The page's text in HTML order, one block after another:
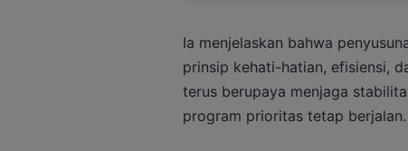
Ia menjelaskan bahwa
prinsip kehati-hatian, efisiensi,
terus berupaya menjaga
program prioritas tetap berjalan.